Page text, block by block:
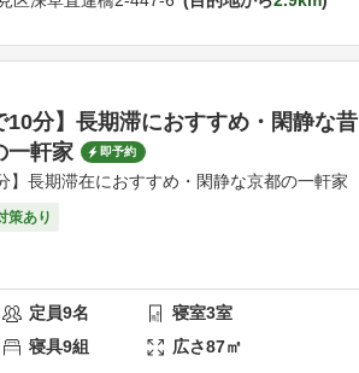
10分】長期滞におすすめ・閑静な昔
一軒家
即予約
】長期滞在におすすめ・閑静な京都の一軒家
策あり
定員9名 寝室3室
寝具9組 広さ87㎡